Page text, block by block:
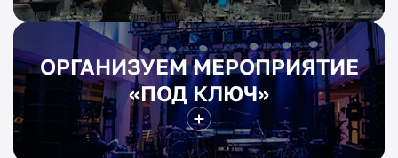
ОРГАНИЗУЕМ МЕРОПРИЯТИЕ
«ПОД КЛЮЧ»